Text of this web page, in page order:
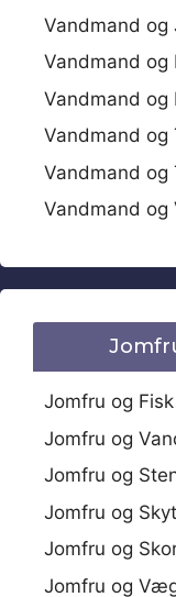
Vandmand og
Vandmand og
Vandmand og
Vandmand og
Vandmand og
Vandmand
Jomfru og Fisk
Jomfru og
Jomfru og
Jomfru og
Jomfru og
Jomfru og